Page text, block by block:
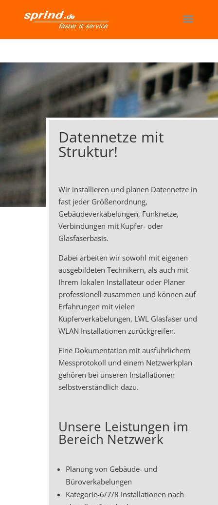
Datennetze mit
Struktur!
Wir installieren und planen Datennetze in
fast jeder Größenordnung,
Gebäudeverkabelungen, Funknetze,
Verbindungen mit Kupfer- oder
Glasfaserbasis.
Dabei arbeiten wir sowohl mit eigenen
ausgebildeten Technikern, als auch mit
Ihrem lokalen Installateur oder Planer
professionell zusammen und können auf
Erfahrungen mit vielen
Kupferverkabelungen, LWL Glasfaser und
WLAN Installationen zurückgreifen.
Eine Dokumentation mit ausführlichem
Messprotokoll und einem Netzwerkplan
gehören bei unseren Installationen
selbstverständlich dazu.
Unsere Leistungen im
Bereich Netzwerk
Planung von Gebäude- und
Büroverkabelungen
Kategorie-6/7/8 Installationen nach